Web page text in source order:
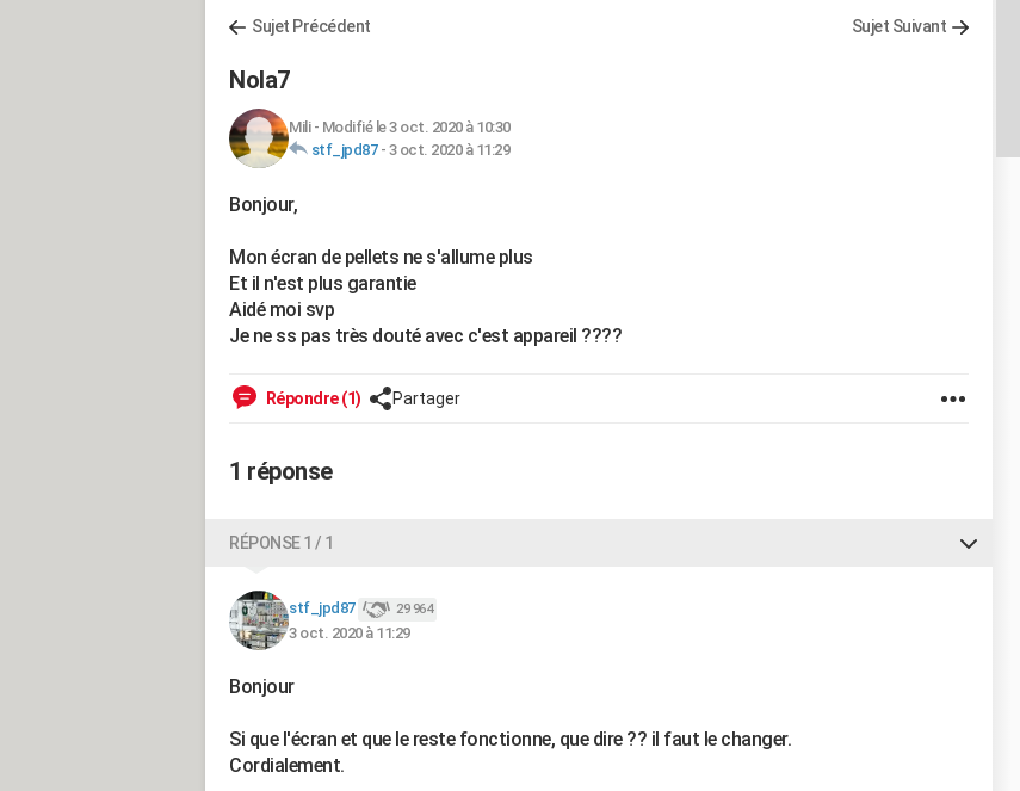
Sujet Précédent Sujet Suivant
Nola7
Mili- Modifié le 3 oct. 2020 à 10:30
stf_jpd87- 3 oct. 2020 à 11:29
Bonjour,
Mon écran de pellets ne s'allume plus
Et il n'est plus garantie
Aidé moi svp
Je ne ss pas très douté avec c'est appareil ????
Répondre (1) Partager
1 réponse
RÉPONSE 1 / 1
stf_jpd87 29 964
3 oct. 2020 à 11:29
Bonjour
Si que l'écran et que le reste fonctionne, que dire ?? il faut le changer.
Cordialement.